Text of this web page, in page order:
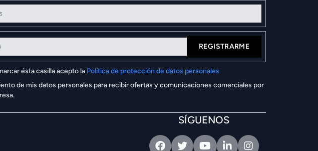
REGISTRARME
ésta casilla acepto la Política de protección de datos personales
de mis datos personales para recibir ofertas y comunicaciones comerciales por
SÍGUENOS
FacebookTwitterYoutubeLinkedinIntagram